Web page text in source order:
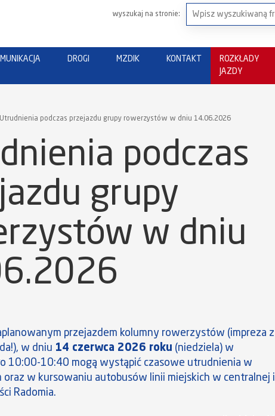
DROGI MZDIK KONTAKT
ROZKŁADY
JAZDY
wyszukaj na stronie:
Utrudnienia podczas przejazdu grupy rowerzystów w dniu 14.06.2026
podczas
grupy
w dniu
przejazdem kolumny rowerzystów (impreza z
w dniu 14 czerwca 2026 roku (niedziela) w
10:00-10:40 mogą wystąpić czasowe utrudnienia w
oraz w kursowaniu autobusów linii miejskich w centralnej i
Radomia.